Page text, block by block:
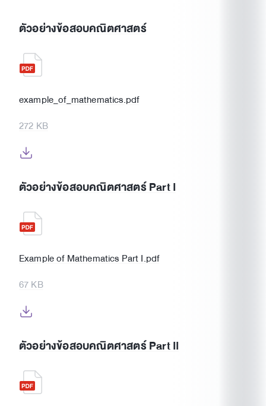
ตัวอย่างข้อสอบคณิตศาสตร์
example_of_mathematics.pdf
272 KB
ตัวอย่างข้อสอบคณิตศาสตร์ Part I
Example of Mathematics Part I.pdf
67 KB
ตัวอย่างข้อสอบคณิตศาสตร์ Part II